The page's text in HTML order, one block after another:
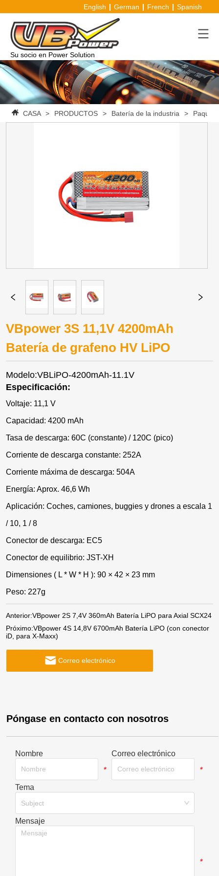
English German French Spanish
Su socio en Power Solution
CASA > PRODUCTOS > Batería de la industria >
VBpower 3S 11,1V 4200mAh
Batería de grafeno HV LiPO
Modelo:VBLiPO-4200mAh-11.1V
Especificación:
Voltaje: 11,1 V
Capacidad: 4200 mAh
Tasa de descarga: 60C (constante) / 120C (pico)
Corriente de descarga constante: 252A
Corriente máxima de descarga: 504A
Energía: Aprox. 46,6 Wh
Aplicación: Coches, camiones, buggies y drones a escala 1
/ 10, 1 / 8
Conector de descarga: EC5
Conector de equilibrio: JST-XH
Dimensiones ( L * W * H ): 90 × 42 × 23 mm
Peso: 227g
Anterior:VBpower 2S 7,4V 360mAh Batería LiPO para Axial SCX24
Próximo:VBpower 4S 14,8V 6700mAh Batería LiPO (con conector
iD, para X-Maxx)
Correo electrónico
Póngase en contacto con nosotros
Nombre
*
Correo electrónico
*
Tema
Subject
Mensaje
*